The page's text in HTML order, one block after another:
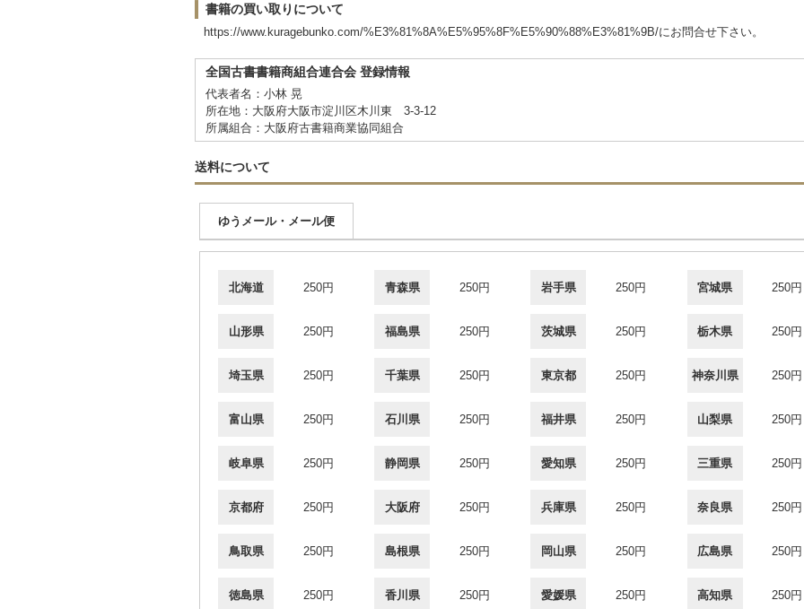
書籍の買い取りについて
https://www.kuragebunko.com/%E3%81%8A%E5%95%8F%E5%90%88%E3%81%9B/にお問合せ下さい。
全国古書書籍商組合連合会 登録情報
代表者名：小林 晃
所在地：大阪府大阪市淀川区木川東 3-3-12
所属組合：大阪府古書籍商業協同組合
送料について
ゆうメール・メール便
北海道 250円 青森県 250円 岩手県 250円 宮城県 250円
山形県 250円 福島県 250円 茨城県 250円 栃木県 250円
埼玉県 250円 千葉県 250円 東京都 250円 神奈川県 250円
富山県 250円 石川県 250円 福井県 250円 山梨県 250円
岐阜県 250円 静岡県 250円 愛知県 250円 三重県 250円
京都府 250円 大阪府 250円 兵庫県 250円 奈良県 250円
鳥取県 250円 島根県 250円 岡山県 250円 広島県 250円
徳島県 250円 香川県 250円 愛媛県 250円 高知県 250円